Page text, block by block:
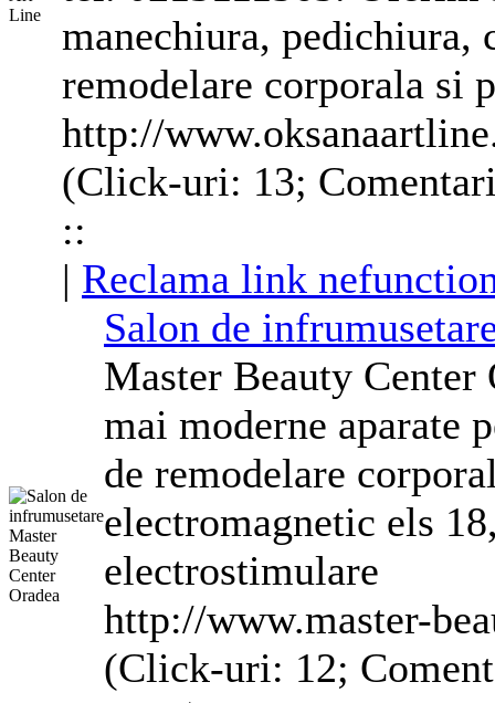
manechiura, pedichiura,
remodelare corporala si
http://
(Click-uri: 13;
::
| Reclama link
Salon de
Master Beauty Center
mai moderne aparate
de remodelare
electromagnetic els
electrostimulare
http://www.master-
(Click-uri: 12;